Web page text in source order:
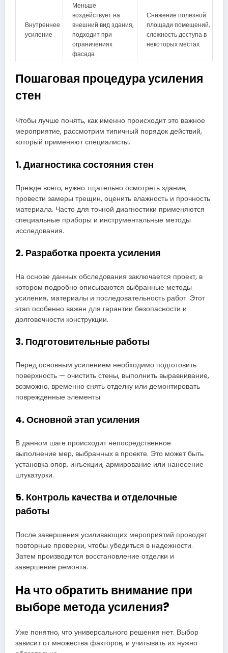
Внутреннее
усиление
Меньше
воздействует на
внешний вид здания,
подходит при
ограничениях
фасада
Снижение полезной
площади помещений,
сложность доступа в
некоторых местах
Пошаговая процедура усиления
стен
Чтобы лучше понять, как именно происходит это важное
мероприятие, рассмотрим типичный порядок действий,
который применяют специалисты.
1. Диагностика состояния стен
Прежде всего, нужно тщательно осмотреть здание,
провести замеры трещин, оценить влажность и прочность
материала. Часто для точной диагностики применяются
специальные приборы и инструментальные методы
исследования.
2. Разработка проекта усиления
На основе данных обследования заключается проект, в
котором подробно описываются выбранные методы
усиления, материалы и последовательность работ. Этот
этап особенно важен для гарантии безопасности и
долговечности конструкции.
3. Подготовительные работы
Перед основным усилением необходимо подготовить
поверхность — очистить стены, выполнить выравнивание,
возможно, временно снять отделку или демонтировать
поврежденные элементы.
4. Основной этап усиления
В данном шаге происходит непосредственное
выполнение мер, выбранных в проекте. Это может быть
установка опор, инъекции, армирование или нанесение
штукатурки.
5. Контроль качества и отделочные
работы
После завершения усиливающих мероприятий проводят
повторные проверки, чтобы убедиться в надежности.
Затем производится восстановление отделки и
завершение ремонта.
На что обратить внимание при
выборе метода усиления?
Уже понятно, что универсального решения нет. Выбор
зависит от множества факторов, и учитывать их нужно